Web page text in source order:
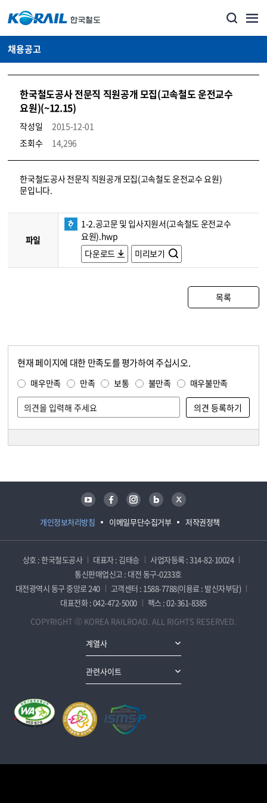
채용공고
한국철도공사 전문직 직원공개 모집(고속철도 운전교수
요원)(~12.15)
작성일
2015-12-01
조회수
14,296
코레일소개_경영공시_채용공고 상세보기 – 내용, 파일, 담당자 연락처로 구성
한국철도공사 전문직 직원공개 모집(고속철도 운전교수 요원)
문입니다.
파일
1-2.공고문 및 입사지원서(고속철도 운전교수
요원).hwp
다운로드
미리보기
목록
현재 페이지에 대한 만족도를 평가하여 주십시오.
매우만족 만족 보통 불만족 매우불만족
개인정보처리방침 이메일무단수집거부 저작권정책
유튜브 페이스북 인스타그램 블로그 트위터
상호 : 한국철도공사 대표자 : 김태승
사업자등록 : 314-82-10024
통신판매업신고 : 대전 동구-0233호
대전광역시 동구 중앙로 240
고객센터 : 1588-7788(이용료 : 발신자부담)
대표전화 : 042-472-5000
팩스 : 02-361-8385
COPYRIGHT ⓒ KOREA RAILROAD. ALL RIGHTS RESERVED.
계열사
관련사이트